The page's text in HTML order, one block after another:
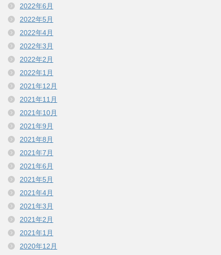
2022年6月
2022年5月
2022年4月
2022年3月
2022年2月
2022年1月
2021年12月
2021年11月
2021年10月
2021年9月
2021年8月
2021年7月
2021年6月
2021年5月
2021年4月
2021年3月
2021年2月
2021年1月
2020年12月